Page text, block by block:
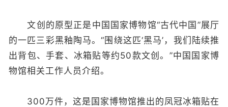
文创的原型正是中国国家博物馆“古代中国”展厅
的一匹三彩黑釉陶马。“围绕这匹‘黑马’，我们陆续推
出背包、手套、冰箱贴等约50款文创。”中国国家博
物馆相关工作人员介绍。
300万件，这是国家博物馆推出的凤冠冰箱贴在